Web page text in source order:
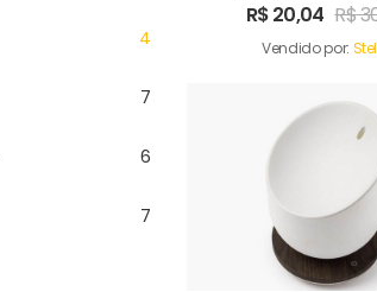
4
7
6
7
R$20,04 R$
Vendido por: